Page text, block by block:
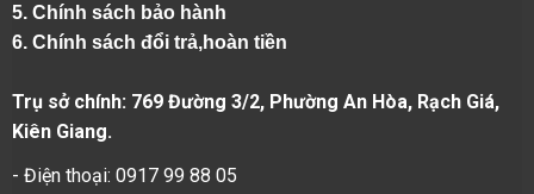
5. Chính sách bảo hành
6. Chính sách đổi trả,hoàn tiền
Trụ sở chính: 769 Đường 3/2, Phường An Hòa, Rạch Giá,
Kiên Giang.
- Điện thoại: 0917 99 88 05